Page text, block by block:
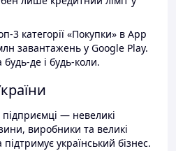
3 категорії «Покупки» в App
завантажень у Google Play.
де і будь-коли.
підприємці — невеликі
виробники та великі
український бізнес.